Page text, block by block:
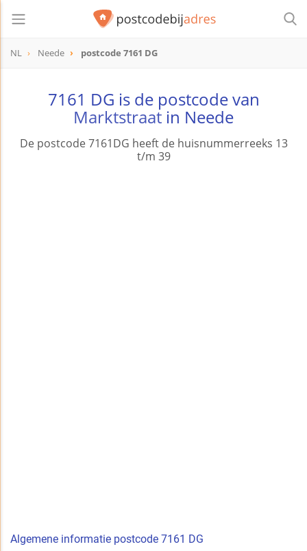
NL Neede postcode 7161 DG
7161 DG is de postcode van
Marktstraat in Neede
De postcode 7161DG heeft de huisnummerreeks 13
t/m 39
Algemene informatie postcode 7161 DG